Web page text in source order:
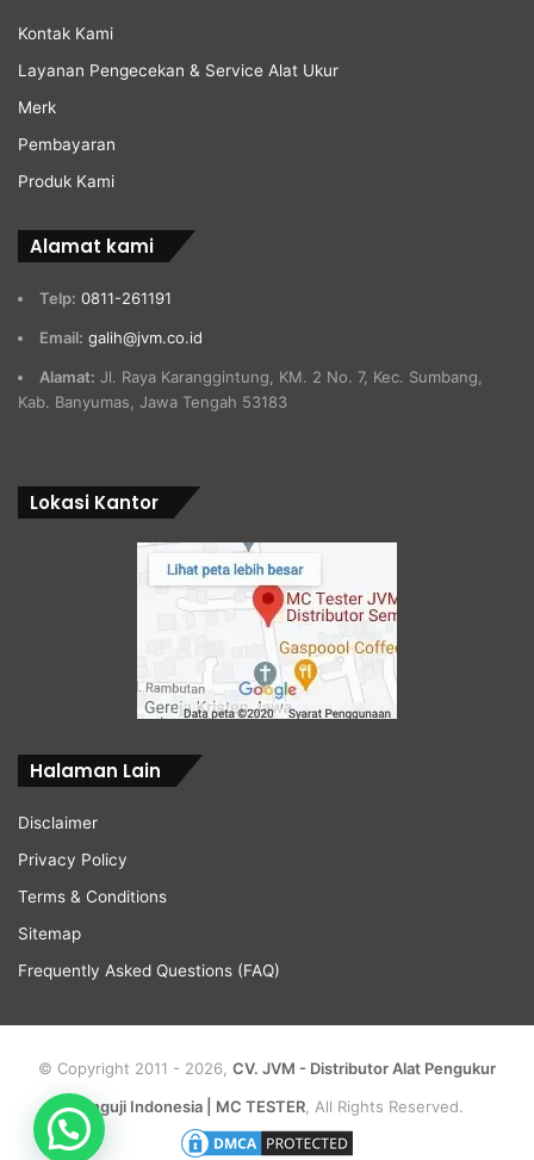
Kontak Kami
Layanan Pengecekan & Service Alat Ukur
Merk
Pembayaran
Produk Kami
Alamat kami
Telp: 0811-261191
Email: galih@jvm.co.id
Alamat: Jl. Raya Karanggintung, KM. 2 No. 7, Kec. Sumbang,
Kab. Banyumas, Jawa Tengah 53183
Lokasi Kantor
Halaman Lain
Disclaimer
Privacy Policy
Terms & Conditions
Sitemap
Frequently Asked Questions (FAQ)
© Copyright 2011 - 2026, CV. JVM - Distributor Alat Pengukur
Penguji Indonesia | MC TESTER, All Rights Reserved.